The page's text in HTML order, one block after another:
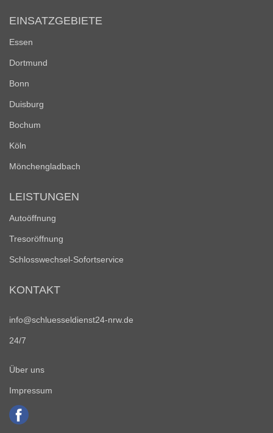
EINSATZGEBIETE
Essen
Dortmund
Bonn
Duisburg
Bochum
Köln
Mönchengladbach
LEISTUNGEN
Autoöffnung
Tresoröffnung
Schlosswechsel-Sofortservice
KONTAKT
info@schluesseldienst24-nrw.de
24/7
Über uns
Impressum